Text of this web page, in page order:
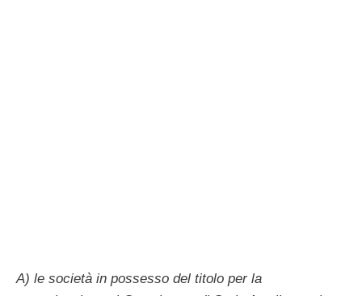
A) le società in possesso del titolo per la